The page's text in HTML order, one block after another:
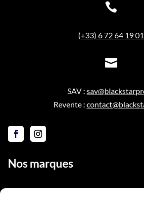

(+33) 6 72 64 19 01

SAV :
Revente :
Nos marques